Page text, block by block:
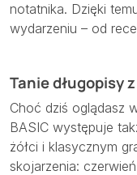
notatnika. Dzięki
wydarzeniu – od
Tanie długopisy
Choć dziś oglądasz
BASIC występuje
żółci i klasycznym
skojarzenia: